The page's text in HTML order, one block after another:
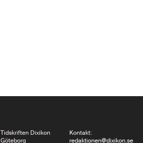
Tidskriften Dixikon
Göteborg
Kontakt:
redaktionen@dixikon.se